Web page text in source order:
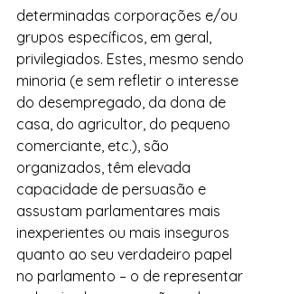
determinadas corporações e/ou
grupos específicos, em geral,
privilegiados. Estes, mesmo sendo
minoria (e sem refletir o interesse
do desempregado, da dona de
casa, do agricultor, do pequeno
comerciante, etc.), são
organizados, têm elevada
capacidade de persuasão e
assustam parlamentares mais
inexperientes ou mais inseguros
quanto ao seu verdadeiro papel
no parlamento – o de representar